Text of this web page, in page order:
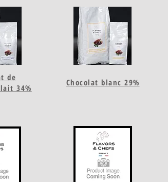
de
34%
Chocolat blanc 29%